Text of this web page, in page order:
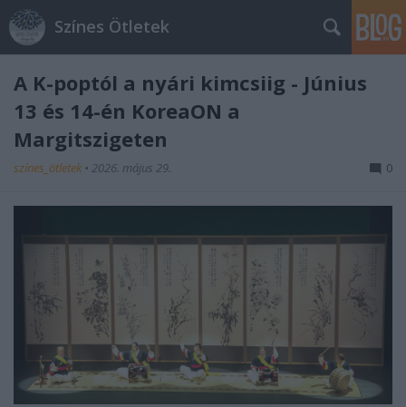
Színes Ötletek
A K-poptól a nyári kimcsiig - Június
13 és 14-én KoreaON a
Margitszigeten
színes_ötletek • 2026. május 29. 0